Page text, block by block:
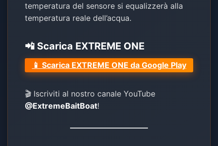
temperatura del sensore si equalizzerà alla
temperatura reale dell’acqua.
📲 Scarica EXTREME ONE
📱 Scarica EXTREME ONE da Google Play
🎬 Iscriviti al nostro canale YouTube
@ExtremeBaitBoat!